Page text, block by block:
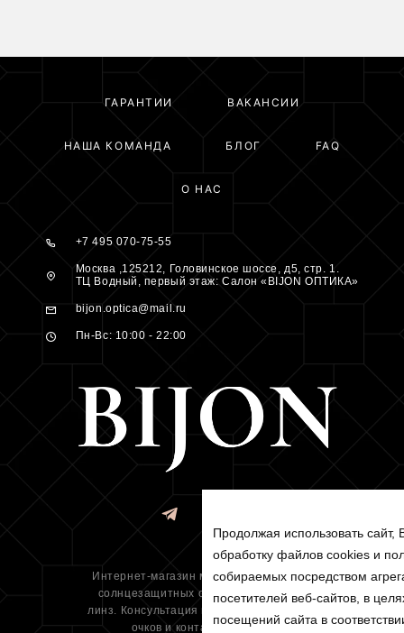
ГАРАНТИИ ВАКАНСИИ
НАША КОМАНДА БЛОГ FAQ
О НАС
+7 495 070-75-55
Москва ,125212, Головинское шоссе, д5, стр. 1.
ТЦ Водный, первый этаж: Салон «BIJON ОПТИКА»
bijon.optica@mail.ru
Пн-Вс: 10:00 - 22:00
Интернет-магазин медицинских оправ,
солнцезащитных очков и контакнтых
линз. Консультация и подбор всех видов
очков и контактных линз.
Продолжая использовать сайт,
обработку файлов cookies и
собираемых посредством
посетителей веб-сайтов, в
посещений сайта в